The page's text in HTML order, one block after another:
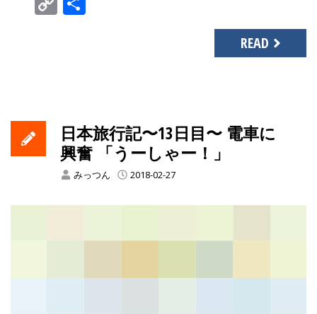
READ
日本旅行記〜13日目〜 電車に
興奮 「うーしゃー！」
みっつん 2018-02-27